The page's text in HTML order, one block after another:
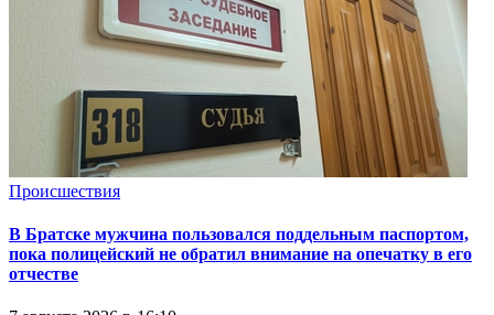
Происшествия
В Братске мужчина пользовался поддельным паспортом,
пока полицейский не обратил внимание на опечатку в его
отчестве